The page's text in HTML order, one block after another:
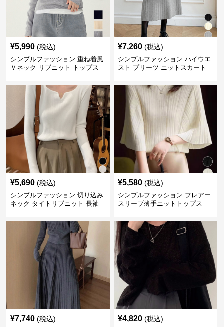
¥5,990 (税込)
シンプルファッション 重ね着風
Ｖネック リブニット トップス
¥7,260 (税込)
シンプルファッション ハイウエ
スト プリーツ ニットスカート
¥5,690 (税込)
シンプルファッション 切り込み
ネック タイトリブニット 長袖
¥5,580 (税込)
シンプルファッション フレアー
スリーブ薄手ニットトップス
¥7,740 (税込) ¥4,820 (税込)